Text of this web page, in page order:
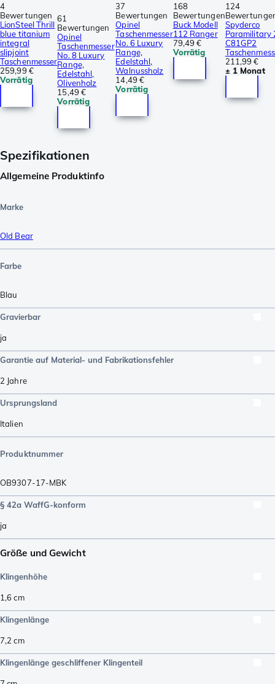
4
Bewertungen
LionSteel Thrill
blue titanium
integral
slipjoint
Taschenmesser
259,99 €
Vorrätig
61
Bewertungen
Opinel
Taschenmesser
No. 8 Luxury
Range,
Edelstahl,
Olivenholz
15,49 €
Vorrätig
37
Bewertungen
Opinel
Taschenmesser
No. 6 Luxury
Range,
Edelstahl,
Walnussholz
14,49 €
Vorrätig
168
Bewertungen
Buck Modell
112 Ranger
79,49 €
Vorrätig
124
Spyderco
Paramilitary
C81GP2
211,99 €
± 1 Monat
Spezifikationen
Allgemeine Produktinfo
Marke
Old Bear
Farbe
Blau
Gravierbar
ja
Garantie auf Material- und Fabrikationsfehler
2 Jahre
Ursprungsland
Italien
Produktnummer
OB9307-17-MBK
§ 42a WaffG-konform
ja
Größe und Gewicht
Klingenhöhe
1,6cm
Klingenlänge
7,2 cm
Klingenlänge geschliffener Klingenteil